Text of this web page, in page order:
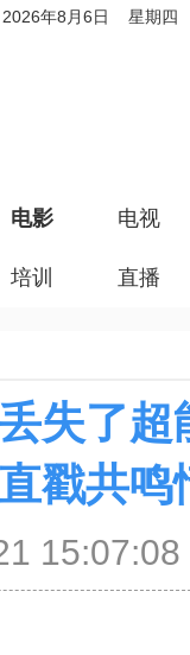
年8月6日 星期四
电影 电视
培训 直播
失了
戳共鸣